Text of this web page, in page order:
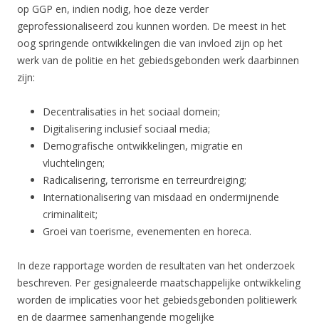
op GGP en, indien nodig, hoe deze verder
geprofessionaliseerd zou kunnen worden. De meest in het
oog springende ontwikkelingen die van invloed zijn op het
werk van de politie en het gebiedsgebonden werk daarbinnen
zijn:
Decentralisaties in het sociaal domein;
Digitalisering inclusief sociaal media;
Demografische ontwikkelingen, migratie en
vluchtelingen;
Radicalisering, terrorisme en terreurdreiging;
Internationalisering van misdaad en ondermijnende
criminaliteit;
Groei van toerisme, evenementen en horeca.
In deze rapportage worden de resultaten van het onderzoek
beschreven. Per gesignaleerde maatschappelijke ontwikkeling
worden de implicaties voor het gebiedsgebonden politiewerk
en de daarmee samenhangende mogelijke